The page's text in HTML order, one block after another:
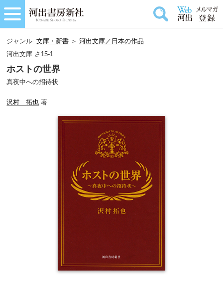
ジャンル:文庫・新書 ＞河出文庫／日本の作品
河出文庫 さ15-1
ホストの世界
真夜中への招待状
沢村 拓也 著